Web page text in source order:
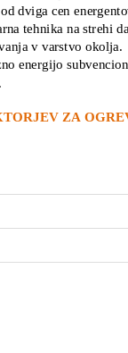
dviga cen
tehnika na strehi
v varstvo okolja.
energijo
ZA
nenadne podnebne
neodvisno od
izpostavljenosti
toka in s tem